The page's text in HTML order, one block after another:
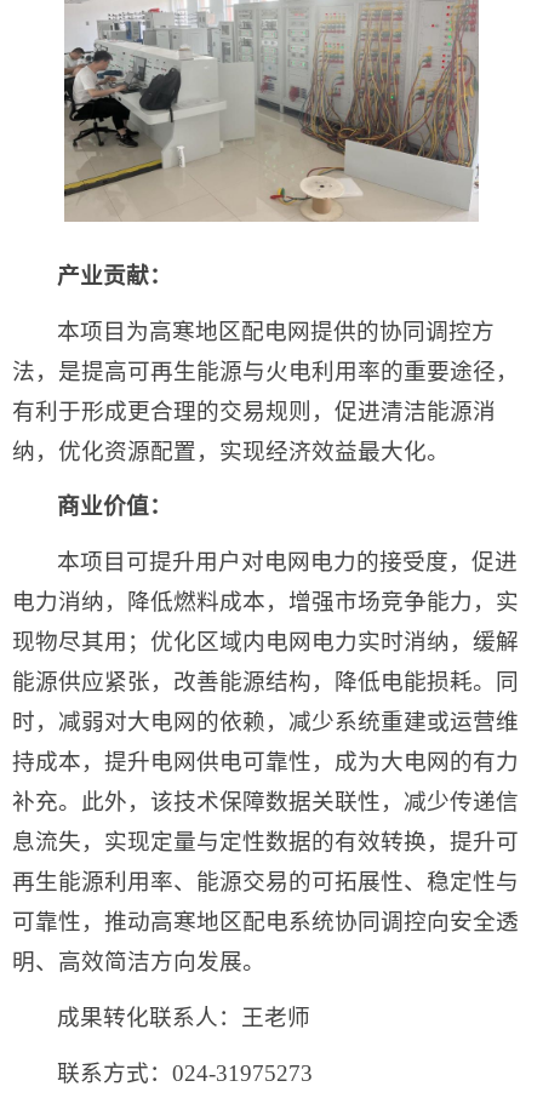
产业贡献：
本项目为高寒地区配电网提供的协同调控方
法，是提高可再生能源与火电利用率的重要途径，
有利于形成更合理的交易规则，促进清洁能源消
纳，优化资源配置，实现经济效益最大化。
商业价值：
本项目可提升用户对电网电力的接受度，促进
电力消纳，降低燃料成本，增强市场竞争能力，实
现物尽其用；优化区域内电网电力实时消纳，缓解
能源供应紧张，改善能源结构，降低电能损耗。同
时，减弱对大电网的依赖，减少系统重建或运营维
持成本，提升电网供电可靠性，成为大电网的有力
补充。此外，该技术保障数据关联性，减少传递信
息流失，实现定量与定性数据的有效转换，提升可
再生能源利用率、能源交易的可拓展性、稳定性与
可靠性，推动高寒地区配电系统协同调控向安全透
明、高效简洁方向发展。
成果转化联系人：王老师
联系方式：024-31975273